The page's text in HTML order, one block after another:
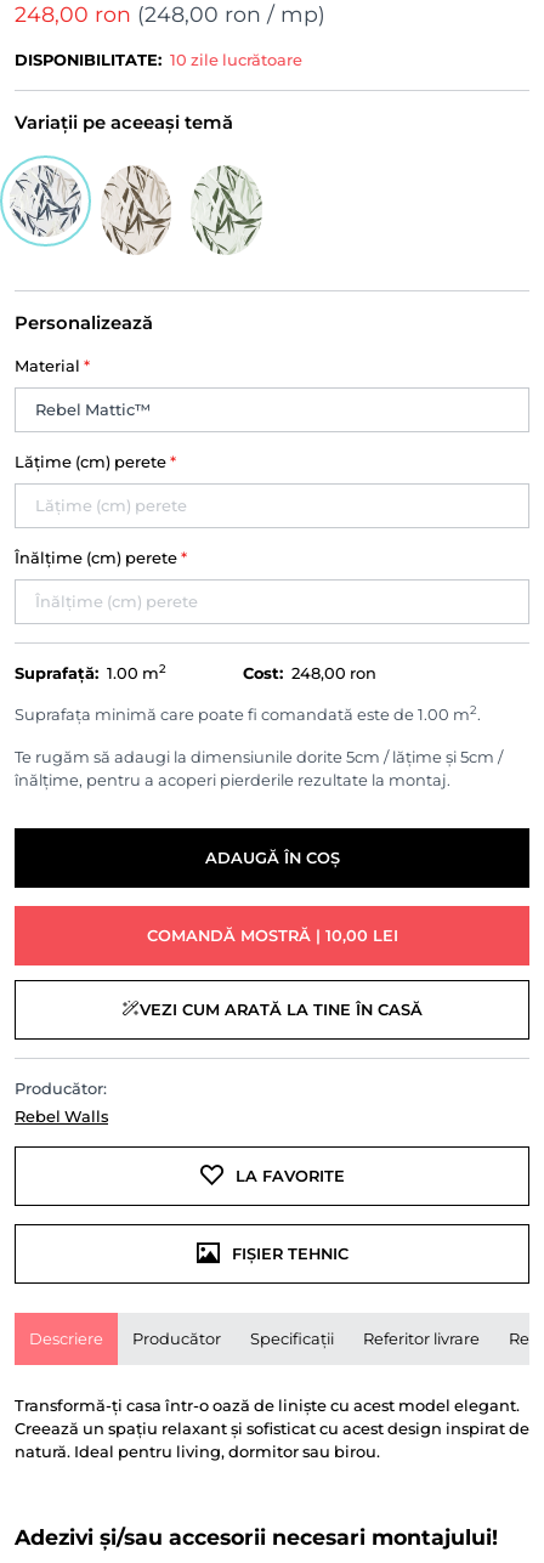
248,00 ron (248,00 ron / mp)
DISPONIBILITATE: 10 zile lucrătoare
Variații pe aceeași temă
Personalizează
Material *
Lățime (cm) perete *
Înălțime (cm) perete *
Suprafață: 1.00 m2 Cost: 248,00 ron
Suprafața minimă care poate fi comandată este de 1.00 m2.
Te rugăm să adaugi la dimensiunile dorite 5cm / lățime și 5cm /
înălțime, pentru a acoperi pierderile rezultate la montaj.
ADAUGĂ ÎN COȘ
COMANDĂ MOSTRĂ | 10,00 LEI
VEZI CUM ARATĂ LA TINE ÎN CASĂ
Producător:
Rebel Walls
LA FAVORITE
FIȘIER TEHNIC
Descriere Producător Specificații Referitor livrare
Transformă-ți casa într-o oază de liniște cu acest model elegant.
Creează un spațiu relaxant și sofisticat cu acest design inspirat de
natură. Ideal pentru living, dormitor sau birou.
Adezivi și/sau accesorii necesari montajului!